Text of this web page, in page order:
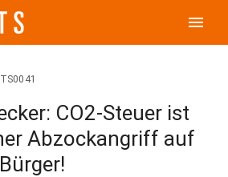
menu
CO2-Steuer ist
Abzockangriff auf